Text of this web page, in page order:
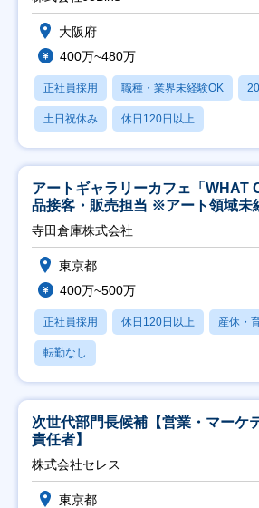
大阪府
400万~480万
正社員採用 職種・業界未経験OK
土日祝休み 休日120日以上
アートギャラリーカフェ「WHAT
品接客・販売担当 ※アート領域未
寺田倉庫株式会社
東京都
400万~500万
正社員採用 休日120日以上 産休・
転勤なし
次世代部門長候補【営業・マーケ
責任者】
株式会社セレス
東京都